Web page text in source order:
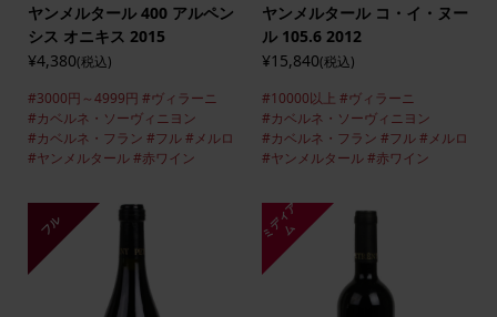
ヤンメルタール 400 アルペン
シス オニキス 2015
¥4,380(税込)
#3000円～4999円 #ヴィラーニ
#カベルネ・ソーヴィニヨン
#カベルネ・フラン #フル#メルロ
#ヤンメルタール#赤ワイン
ヤンメルタール コ・イ・ヌー
ル 105.6 2012
¥15,840(税込)
#10000以上 #ヴィラーニ
#カベルネ・ソーヴィニヨン
#カベルネ・フラン #フル #メルロ
#ヤンメルタール #赤ワイン
フル ミ
デ
ィ
ア
ム